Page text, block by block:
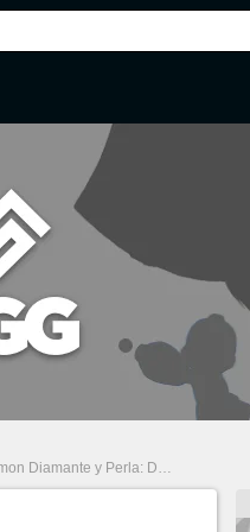
y Perla: Dónde encontrar a Cresselia y cómo capturarlo